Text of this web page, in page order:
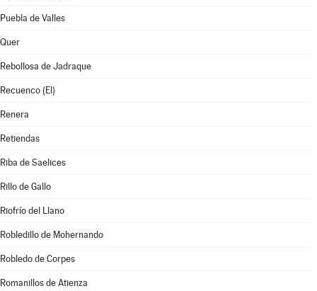
Puebla de Valles
Quer
Rebollosa de Jadraque
Recuenco (El)
Renera
Retiendas
Riba de Saelices
Rillo de Gallo
Riofrío del Llano
Robledillo de Mohernando
Robledo de Corpes
Romanillos de Atienza